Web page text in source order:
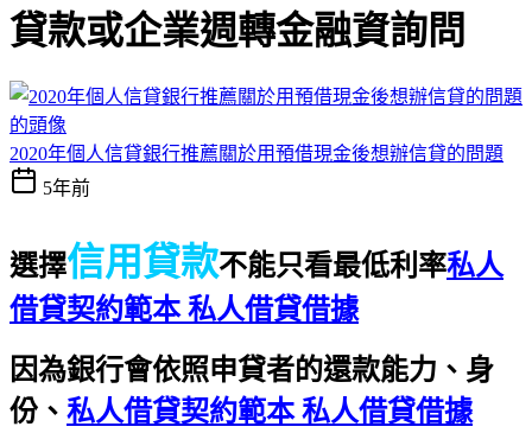
貸款或企業週轉金融資詢問
2020年個人信貸銀行推薦關於用預借現金後想辦信貸的問題
5年前
選擇信用貸款不能只看最低利率私人
借貸契約範本 私人借貸借據
因為銀行會依照申貸者的還款能力、身
份、 私人借貸契約範本 私人借貸借據